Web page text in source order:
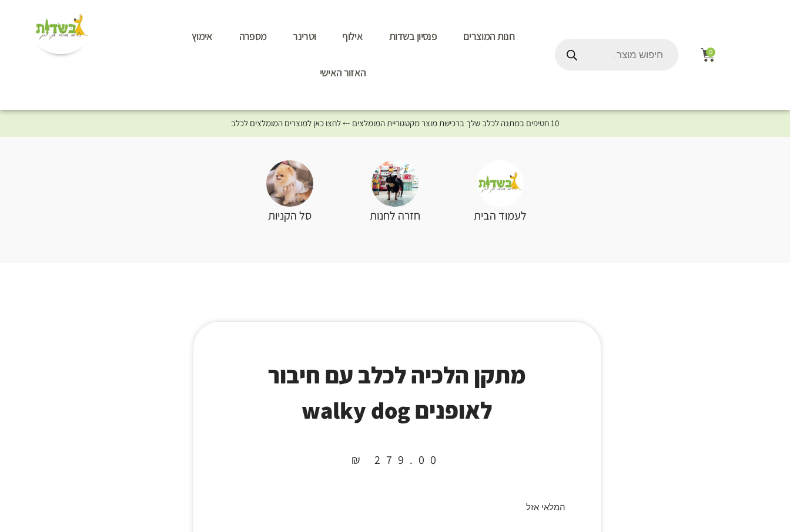
0
חנות המוצרים פנסיון בשדות אילוף וטרינר מספרה אימוץ
האזור האישי
10 חטיפים במתנה לכלב שלך ברכישת מוצר מקטגוריית המומלצים ⤎ לחצו כאן למוצרים המומלצים לכלב
לעמוד הבית חזרה לחנות סל הקניות
מתקן הלכיה לכלב עם חיבור
לאופנים walky dog
₪ 279.00
המלאי אזל